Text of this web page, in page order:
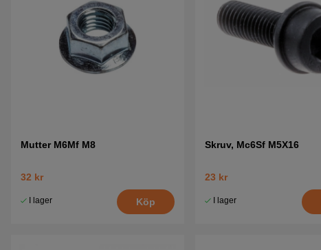
Mutter M6Mf M8
32 kr
I lager Köp
Skruv, Mc6Sf M5X16
23 kr
I lager